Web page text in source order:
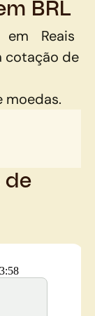
BRL
em
Reais
cotação de
moedas.
de